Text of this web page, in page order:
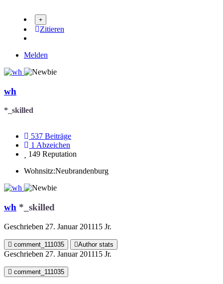
Zitieren
Melden
wh
*_skilled
537 Beiträge
1 Abzeichen
149 Reputation
Wohnsitz:Neubrandenburg
wh *_skilled
Geschrieben 27. Januar 201115 Jr.
comment_111035 Author stats
Geschrieben 27. Januar 201115 Jr.
comment_111035